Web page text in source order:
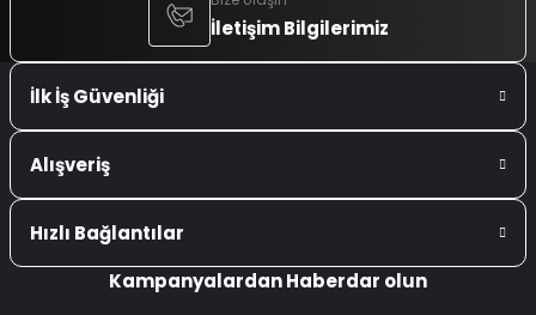
İletişim Bilgilerimiz
İlk İş Güvenliği
Alışveriş
Hızlı Bağlantılar
Kampanyalardan Haberdar olun